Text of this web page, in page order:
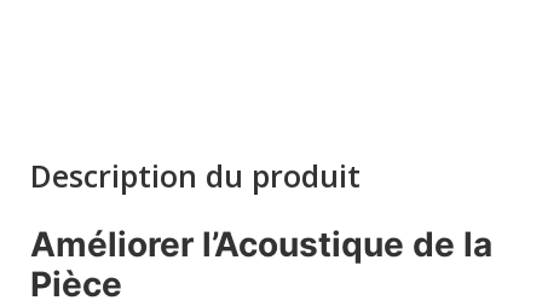
Description du produit
Améliorer l’Acoustique de la
Pièce